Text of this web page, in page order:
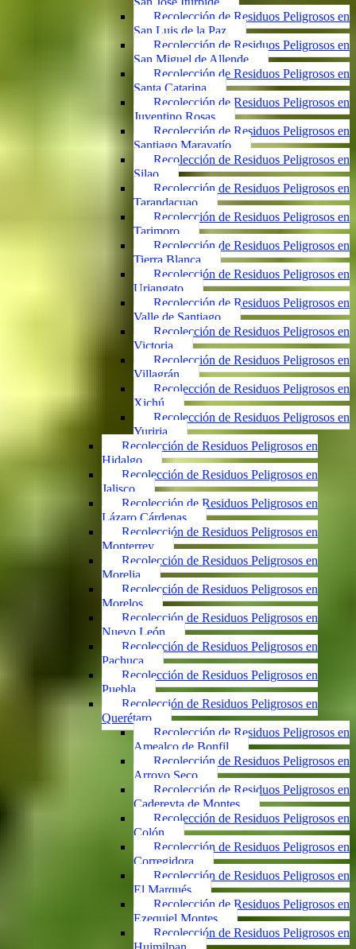
Recolección de Residuos Peligrosos en
San Luis de la Paz
Recolección de Residuos Peligrosos en
San Miguel de Allende
Recolección de Residuos Peligrosos en
Santa Catarina
Recolección de Residuos Peligrosos en
Juventino Rosas
Recolección de Residuos Peligrosos en
Santiago Maravatío
Recolección de Residuos Peligrosos en
Silao
Recolección de Residuos Peligrosos en
Tarandacuao
Recolección de Residuos Peligrosos en
Tarimoro
Recolección de Residuos Peligrosos en
Tierra Blanca
Recolección de Residuos Peligrosos en
Uriangato
Recolección de Residuos Peligrosos en
Valle de Santiago
Recolección de Residuos Peligrosos en
Victoria
Recolección de Residuos Peligrosos en
Villagrán
Recolección de Residuos Peligrosos en
Xichú
Recolección de Residuos Peligrosos en
Yuriria
Recolección de Residuos Peligrosos en
Hidalgo
Recolección de Residuos Peligrosos en
Jalisco
Recolección de Residuos Peligrosos en
Lázaro Cárdenas
Recolección de Residuos Peligrosos en
Monterrey
Recolección de Residuos Peligrosos en
Morelia
Recolección de Residuos Peligrosos en
Morelos
Recolección de Residuos Peligrosos en
Nuevo León
Recolección de Residuos Peligrosos en
Pachuca
Recolección de Residuos Peligrosos en
Puebla
Recolección de Residuos Peligrosos en
Querétaro
Recolección de Residuos Peligrosos en
Amealco de Bonfil
Recolección de Residuos Peligrosos en
Arroyo Seco
Recolección de Residuos Peligrosos en
Cadereyta de Montes
Recolección de Residuos Peligrosos en
Colón
Recolección de Residuos Peligrosos en
Corregidora
Recolección de Residuos Peligrosos en
El Marqués
Recolección de Residuos Peligrosos en
Ezequiel Montes
Recolección de Residuos Peligrosos en